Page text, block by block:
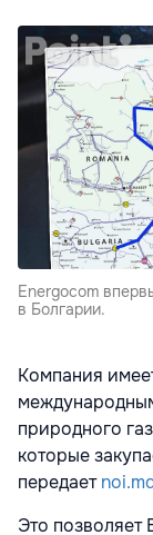
Energocom
в Болгарии.
Компания
природного
которые
передает
Это позволяет